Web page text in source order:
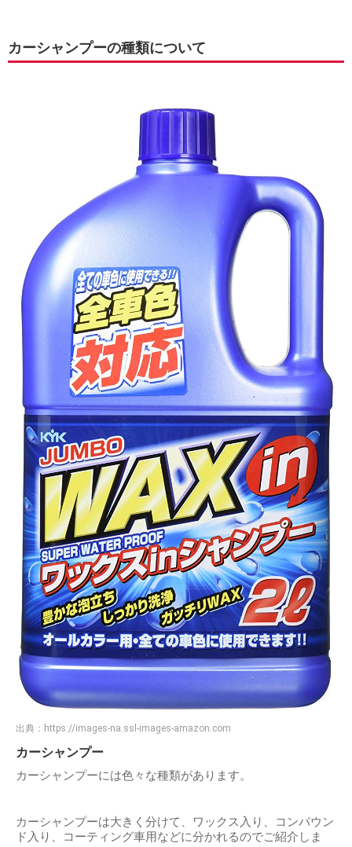
カーシャンプーの種類について
出典： https://images-na.ssl-images-amazon.com
カーシャンプー
カーシャンプーには色々な種類があります。
カーシャンプーは大きく分けて、ワックス入り、コンパウン
ド入り、コーティング車用などに分かれるのでご紹介しま